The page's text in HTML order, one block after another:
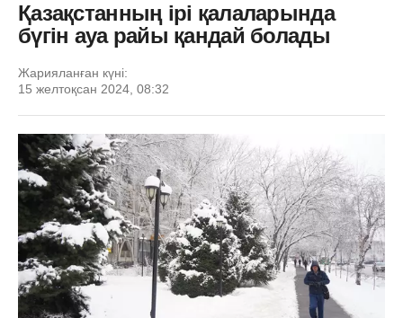
Қазақстанның ірі қалаларында
бүгін ауа райы қандай болады
Жарияланған күні:
15 желтоқсан 2024, 08:32